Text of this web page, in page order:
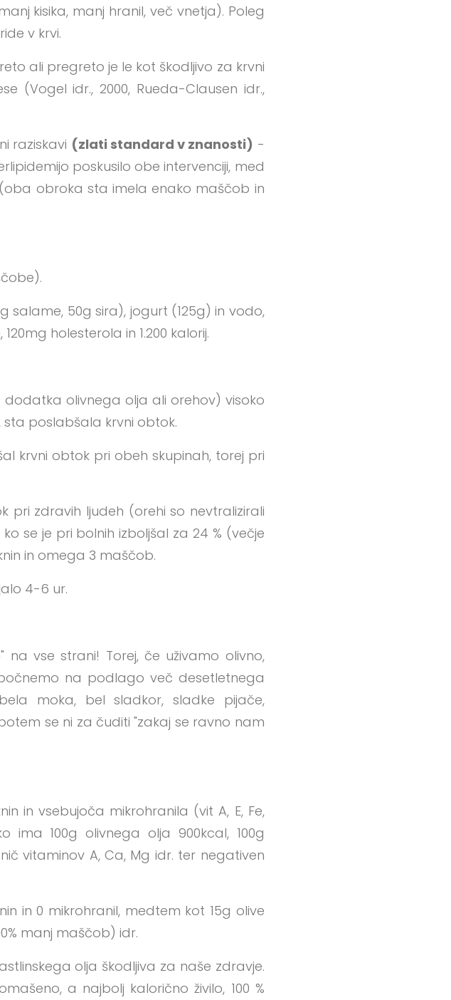
kisika, manj hranil, več vnetja). Poleg
v krvi.
ali pregreto je le kot škodljivo za krvni
(Vogel idr., 2000, Rueda-Clausen idr.,
raziskavi (zlati standard v znanosti) -
poskusilo obe intervenciji, med
obroka sta imela enako maščob in
salame, 50g sira), jogurt (125g) in vodo,
holesterola in 1.200 kalorij.
olivnega olja ali orehov) visoko
poslabšala krvni obtok.
krvni obtok pri obeh skupinah, torej pri
pri zdravih ljudeh (orehi so nevtralizirali
se je pri bolnih izboljšal za 24 % (večje
in omega 3 maščob.
4-6 ur.
vse strani! Torej, če uživamo olivno,
na podlago več desetletnega
moka, bel sladkor, sladke pijače,
se ni za čuditi "zakaj se ravno nam
in vsebujoča mikrohranila (vit A, E, Fe,
100g olivnega olja 900kcal, 100g
vitaminov A, Ca, Mg idr. ter negativen
in 0 mikrohranil, medtem kot 15g olive
manj maščob) idr.
olja škodljiva za naše zdravje.
a najbolj kalorično živilo, 100 %